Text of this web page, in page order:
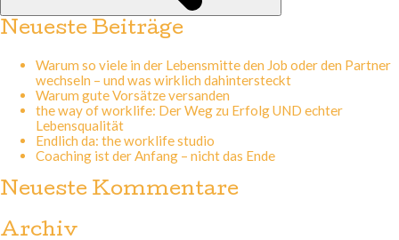
Neueste Beiträge
Warum so viele in der Lebensmitte den Job oder den Partner
wechseln – und was wirklich dahintersteckt
Warum gute Vorsätze versanden
the way of worklife: Der Weg zu Erfolg UND echter
Lebensqualität
Endlich da: the worklife studio
Coaching ist der Anfang – nicht das Ende
Neueste Kommentare
Archiv